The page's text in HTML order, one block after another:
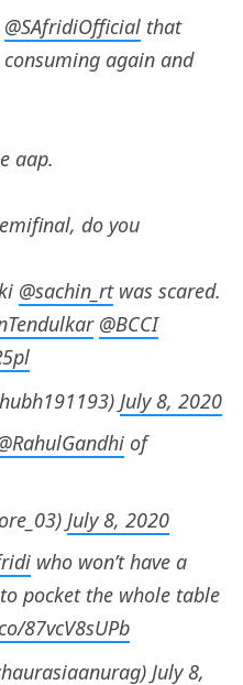
@SAfridiOfficial that
again and
aap.
do you
@sachin_rtwas scared.
@BCCI
July 8, 2020
of
July 8, 2020
who won’t have a
pocket the whole table
87vcV8sUPb
July 8,